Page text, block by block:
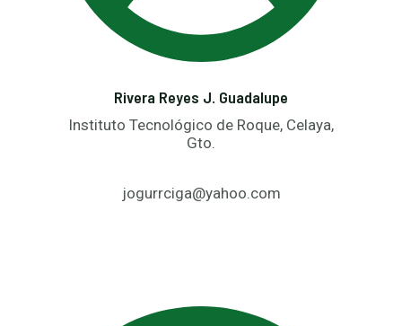
Rivera Reyes J. Guadalupe
Instituto Tecnológico de Roque, Celaya,
Gto.
jogurrciga@yahoo.com